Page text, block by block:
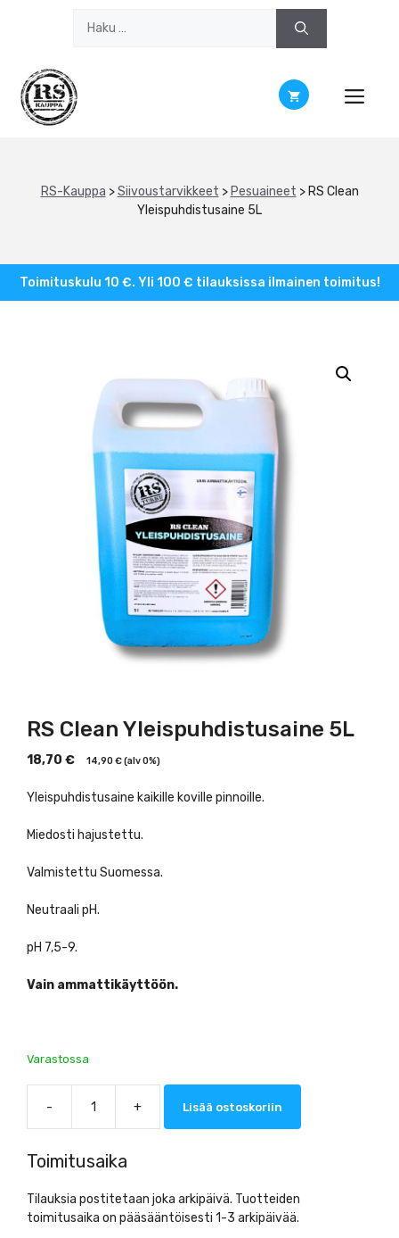
RS-Kauppa >Siivoustarvikkeet > Pesuaineet > RS Clean
Yleispuhdistusaine 5L
Toimituskulu 10 €. Yli 100 € tilauksissa ilmainen toimitus!
RS Clean Yleispuhdistusaine 5L
18,70 € 14,90€(alv 0%)
Yleispuhdistusaine kaikille koville pinnoille.
Miedosti hajustettu.
Valmistettu Suomessa.
Neutraali pH.
pH 7,5-9.
Vain ammattikäyttöön.
Varastossa
-
Clean
määrä
+ Lisää ostoskoriin
Toimitusaika
Tilauksia postitetaan joka arkipäivä. Tuotteiden
toimitusaika on pääsääntöisesti 1-3 arkipäivää.